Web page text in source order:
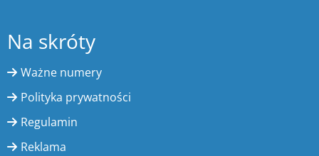
Na skróty
Ważne numery
Polityka prywatności
Regulamin
Reklama